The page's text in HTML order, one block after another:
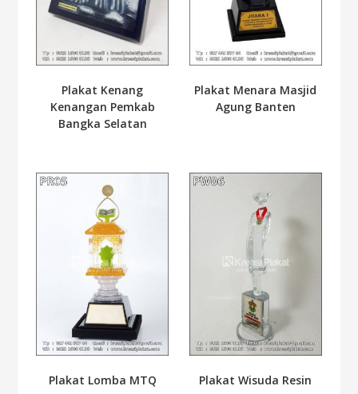
Plakat Kenang
Kenangan Pemkab
Bangka Selatan
Plakat Menara Masjid
Agung Banten
Plakat Lomba MTQ Plakat Wisuda Resin